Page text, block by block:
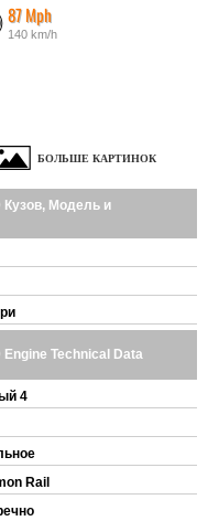
87 Mph
140 km/h
БОЛЬШЕ КАРТИНОК
Кузов, Модель и
Engine Technical Data
4
Rail